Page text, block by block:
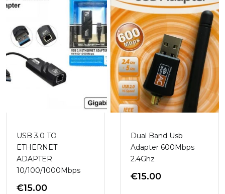
USB 3.0 TO
ETHERNET
ADAPTER
10/100/1000Mbps
€15.00
Dual Band Usb
Adapter 600Mbps
2.4Ghz
€15.00